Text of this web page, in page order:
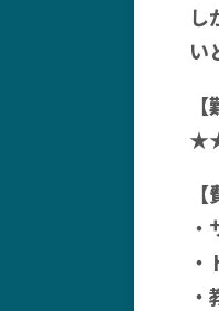
し
い